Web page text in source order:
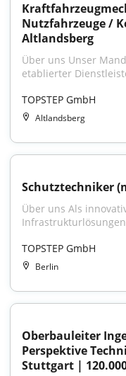
Nutzfahrzeuge /
Altlandsberg
Über uns Unser
etablierter
TOPSTEP GmbH
Altlandsberg
Schutztechniker
Über uns Als
TOPSTEP GmbH
Berlin
Oberbauleiter
Perspektive
Stuttgart |